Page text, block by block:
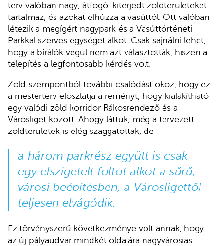
terv valóban nagy, átfogó, kiterjedt zöldterületeket
tartalmaz, és azokat elhúzza a vasúttól. Ott valóban
létezik a megígért nagypark és a Vasúttörténeti
Parkkal szerves egységet alkot. Csak sajnálni lehet,
hogy a bírálók végül nem azt választották, hiszen a
telepítés a legfontosabb kérdés volt.
Zöld szempontból további csalódást okoz, hogy ez
a mesterterv eloszlatja a reményt, hogy kialakítható
egy valódi zöld korridor Rákosrendező és a
Városliget között. Ahogy láttuk, még a tervezett
zöldterületek is elég szaggatottak, de
a három parkrész együtt is csak
egy elszigetelt foltot alkot a sűrű,
városi beépítésben, a Városligettől
teljesen elvágódik.
Ez törvényszerű következménye volt annak, hogy
az új pályaudvar mindkét oldalára nagyvárosias